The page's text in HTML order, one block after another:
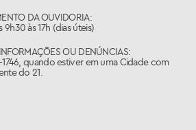
DA OUVIDORIA:
às 17h (dias úteis)
OU DENÚNCIAS:
1746, quando estiver em uma Cidade com
do 21.